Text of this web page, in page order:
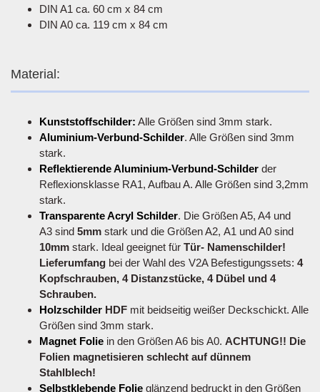
DIN A1 ca. 60 cm x 84 cm
DIN A0 ca. 119 cm x 84 cm
Material:
Kunststoffschilder: Alle Größen sind 3mm stark.
Aluminium-Verbund-Schilder. Alle Größen sind 3mm
stark.
Reflektierende Aluminium-Verbund-Schilder der
Reflexionsklasse RA1, Aufbau A. Alle Größen sind 3,2mm
stark.
Transparente Acryl Schilder. Die Größen A5, A4 und
A3 sind 5mm stark und die Größen A2, A1 und A0 sind
10mm stark. Ideal geeignet für Tür- Namenschilder!
Lieferumfang bei der Wahl des V2A Befestigungssets: 4
Kopfschrauben, 4 Distanzstücke, 4 Dübel und 4
Schrauben.
Holzschilder HDF mit beidseitig weißer Deckschickt. Alle
Größen sind 3mm stark.
Magnet Folie in den Größen A6 bis A0. ACHTUNG!! Die
Folien magnetisieren schlecht auf dünnem
Stahlblech!
Selbstklebende Folie glänzend bedruckt in den Größen